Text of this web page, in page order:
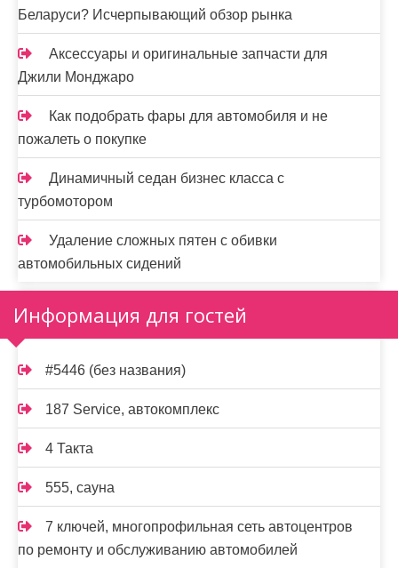
Беларуси? Исчерпывающий обзор рынка
Аксессуары и оригинальные запчасти для
Джили Монджаро
Как подобрать фары для автомобиля и не
пожалеть о покупке
Динамичный седан бизнес класса с
турбомотором
Удаление сложных пятен с обивки
автомобильных сидений
Информация для гостей
#5446 (без названия)
187 Service, автокомплекс
4 Такта
555, сауна
7 ключей, многопрофильная сеть автоцентров
по ремонту и обслуживанию автомобилей